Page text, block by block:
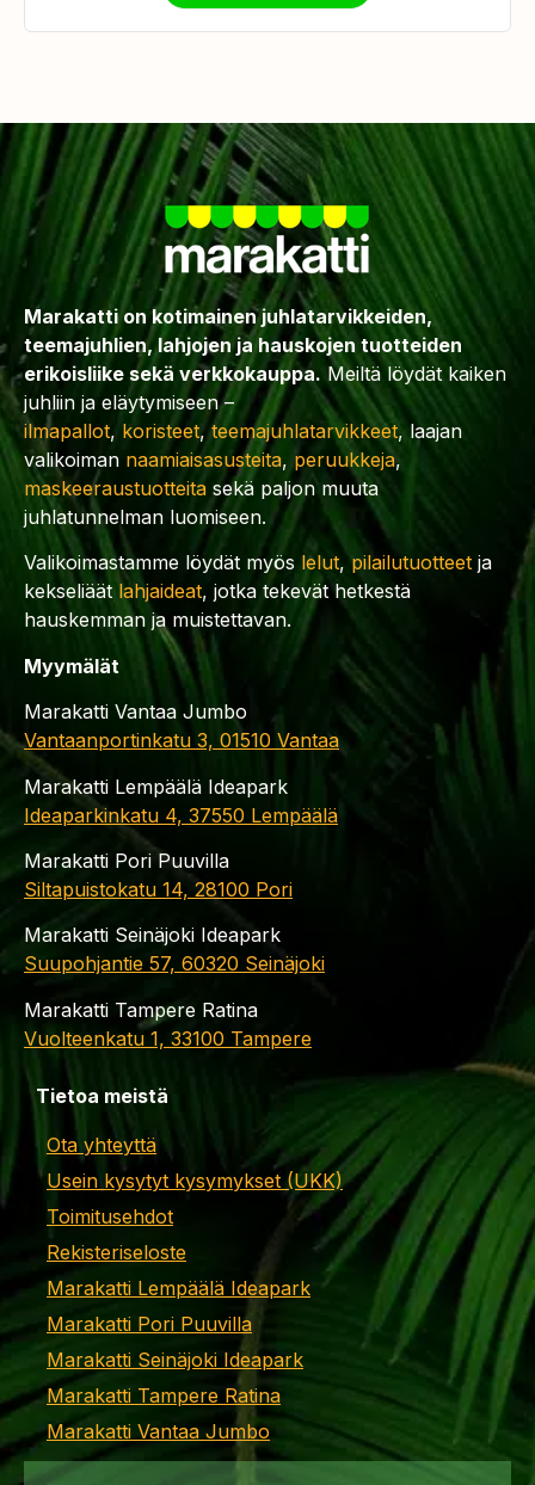
Marakatti on kotimainen juhlatarvikkeiden,
teemajuhlien, lahjojen ja hauskojen tuotteiden
erikoisliike sekä verkkokauppa. Meiltä löydät kaiken
juhliin ja eläytymiseen –
ilmapallot, koristeet,teemajuhlatarvikkeet, laajan
valikoiman naamiaisasusteita, peruukkeja,
maskeeraustuotteita sekä paljon muuta
juhlatunnelman luomiseen.
Valikoimastamme löydät myös lelut,pilailutuotteet ja
kekseliäät lahjaideat, jotka tekevät hetkestä
hauskemman ja muistettavan.
Myymälät
Marakatti Vantaa Jumbo
Vantaanportinkatu 3, 01510 Vantaa
Marakatti Lempäälä Ideapark
Ideaparkinkatu 4, 37550 Lempäälä
Marakatti Pori Puuvilla
Siltapuistokatu 14, 28100 Pori
Marakatti Seinäjoki Ideapark
Suupohjantie 57, 60320 Seinäjoki
Marakatti Tampere Ratina
Vuolteenkatu 1, 33100 Tampere
Tietoa meistä
Ota yhteyttä
Usein kysytyt kysymykset (UKK)
Toimitusehdot
Rekisteriseloste
Marakatti Lempäälä Ideapark
Marakatti Pori Puuvilla
Marakatti Seinäjoki Ideapark
Marakatti Tampere Ratina
Marakatti Vantaa Jumbo